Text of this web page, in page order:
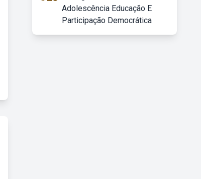
Adolescência Educação E
Participação Democrática